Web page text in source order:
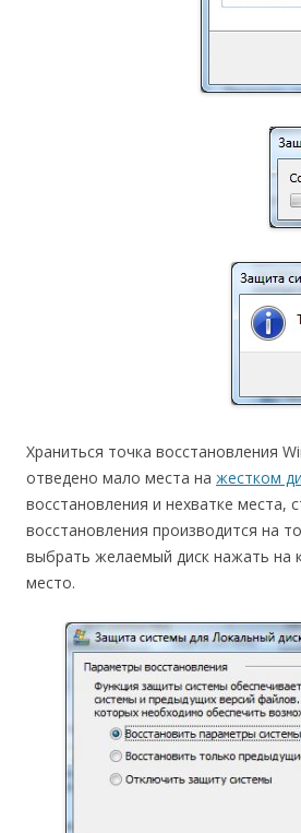
Храниться точка восстановления
отведено мало места на жестком
восстановления и нехватке места,
восстановления производится на
выбрать желаемый диск нажать на
место.